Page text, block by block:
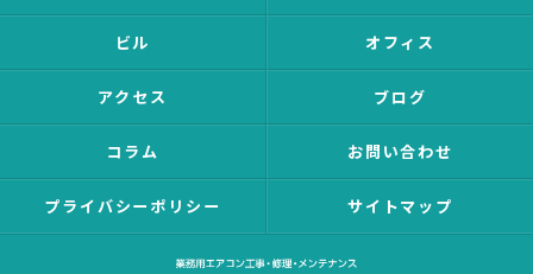
ビル オフィス
アクセス ブログ
コラム お問い合わせ
プライバシーポリシー サイトマップ